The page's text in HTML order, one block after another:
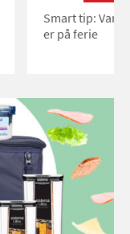
Smart tip:
er på ferie